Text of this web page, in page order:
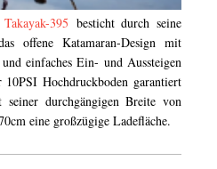
Takayak-395 besticht durch seine
offene Katamaran-Design mit
einfaches Ein- und Aussteigen
Hochdruckboden garantiert
durchgängigen Breite von
eine großzügige Ladefläche.